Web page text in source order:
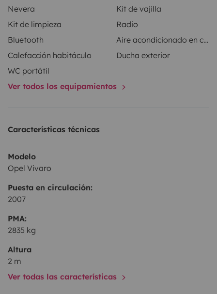
para descubrir rincones increíbles, perderte en la
naturaleza y vivir escapadas inolvidables.
ritmo.Descubre lugares increíbles. Y crea momentos
únicos.
Nevera
Kit de vajilla
Kit de limpieza
Radio
Bluetooth
Aire acondicionado en cabina
Calefacción habitáculo
Ducha exterior
WC portátil
Ver todos los equipamientos
Características técnicas
Modelo
Opel Vivaro
Puesta en circulación:
2007
PMA:
2835 kg
Altura
2 m
Ver todas las características